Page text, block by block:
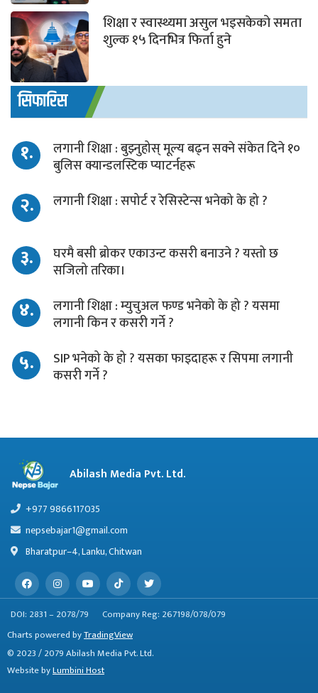
शिक्षा र स्वास्थ्यमा असुल भइसकेको समता
शुल्क १५ दिनभित्र फिर्ता हुने
सिफारिस
१.
लगानी शिक्षा : बुझ्नुहोस् मूल्य बढ्न सक्ने संकेत दिने १०
बुलिस क्यान्डलस्टिक प्याटर्नहरू
२. लगानी शिक्षा : सपोर्ट र रेसिस्टेन्स भनेको के हो ?
३.
घरमै बसी ब्रोकर एकाउन्ट कसरी बनाउने ? यस्तो छ
सजिलो तरिका।
४.
लगानी शिक्षा : म्युचुअल फण्ड भनेको के हो ? यसमा
लगानी किन र कसरी गर्ने ?
५.
SIP भनेको के हो ? यसका फाइदाहरू र सिपमा लगानी
कसरी गर्ने ?
Abilash Media Pvt. Ltd.
+977 9866117035
nepsebajar1@gmail.com
Bharatpur–4, Lanku, Chitwan
DOI: 2831 – 2078/79
Company Reg: 267198/078/079
Charts powered byTradingView
© 2023 / 2079 Abilash Media Pvt. Ltd.
Website byLumbini Host